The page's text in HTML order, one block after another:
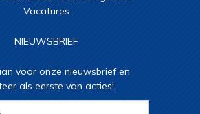
Vacatures
NIEUWSBRIEF
voor onze nieuwsbrief en
als eerste van acties!